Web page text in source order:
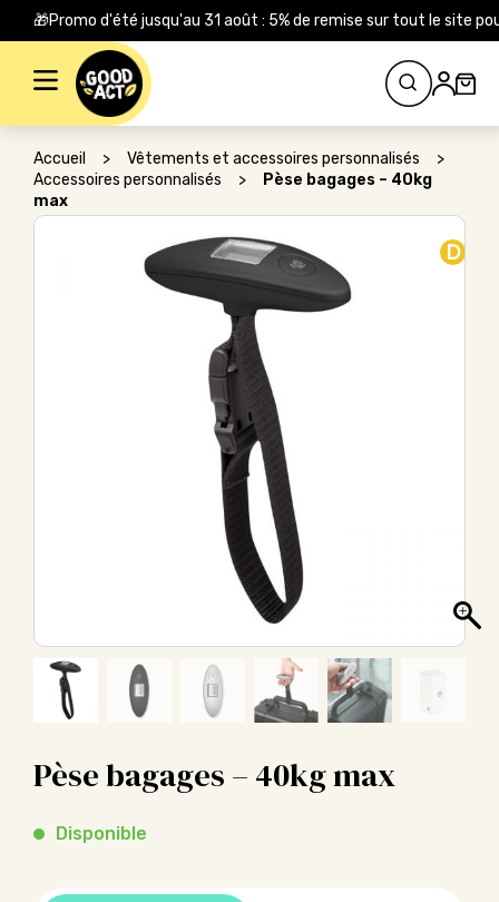
🎁Promo d'été jusqu'au 31 août : 5% de remise sur tout le site
Rechercher :
Accueil > Vêtements et accessoires personnalisés
>
Accessoires personnalisés
>
Pèse bagages – 40kg
max
D
Pèse bagages – 40kg max
Disponible